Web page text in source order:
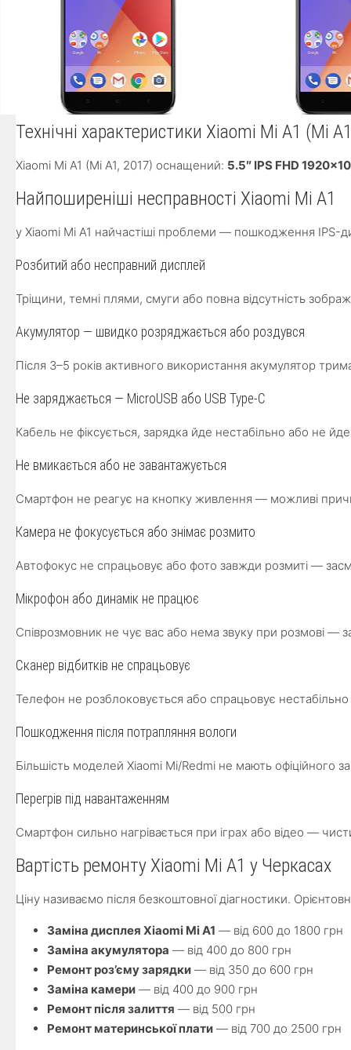
Технічні характеристики Xiaomi Mi A1 (Mi
Xiaomi Mi A1 (Mi A1, 2017) оснащений: 5.5″ IPS FHD
Найпоширеніші несправності Xiaomi Mi A1
у Xiaomi Mi A1 найчастіші проблеми — пошкодження IPS-
Розбитий або несправний дисплей
Тріщини, темні плями, смуги або повна відсутність
Акумулятор — швидко розряджається або роздувся
Після 3–5 років активного використання акумулятор
Не заряджається — MicroUSB або USB Type-C
Кабель не фіксується, зарядка йде нестабільно або не
Не вмикається або не завантажується
Смартфон не реагує на кнопку живлення — можливі
Камера не фокусується або знімає розмито
Автофокус не спрацьовує або фото завжди розмиті —
Мікрофон або динамік не працює
Співрозмовник не чує вас або нема звуку при розмові —
Сканер відбитків не спрацьовує
Телефон не розблоковується або спрацьовує
Пошкодження після потрапляння вологи
Більшість моделей Xiaomi Mi/Redmi не мають офіційного
Перегрів під навантаженням
Смартфон сильно нагрівається при іграх або відео —
Вартість ремонту Xiaomi Mi A1 у Черкасах
Ціну називаємо після безкоштовної діагностики.
Заміна дисплея Xiaomi Mi A1 — від 600 до 1800 грн
Заміна акумулятора — від 400 до 800 грн
Ремонт роз’єму зарядки — від 350 до 600 грн
Заміна камери — від 400 до 900 грн
Ремонт після залиття — від 500 грн
Ремонт материнської плати — від 700 до 2500 грн